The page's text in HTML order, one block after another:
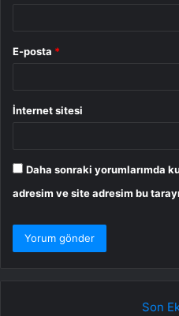
E-posta *
İnternet sitesi
Daha sonraki yorumlarımda
adresim ve site adresim bu
Son